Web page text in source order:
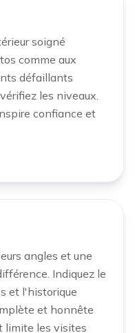
soigné
comme aux
défaillants
les niveaux.
confiance et
angles et une
Indiquez le
et l'historique
et honnête
limite les visites